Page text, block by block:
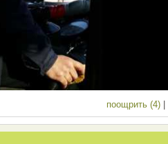
поощрить (4) |